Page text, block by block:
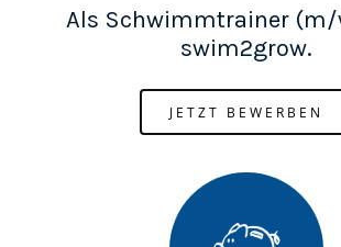
Als Schwimmtrainer
swim2grow.
JETZT BEWERBEN